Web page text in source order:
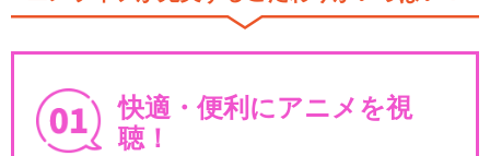
快適・便利にアニメを視
聴！